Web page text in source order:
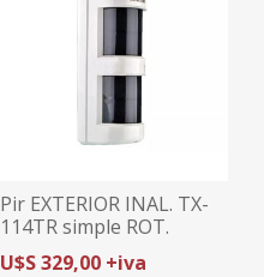
Pir EXTERIOR INAL. TX-
114TR simple ROT.
TAKEX
U$S 329,00 +iva